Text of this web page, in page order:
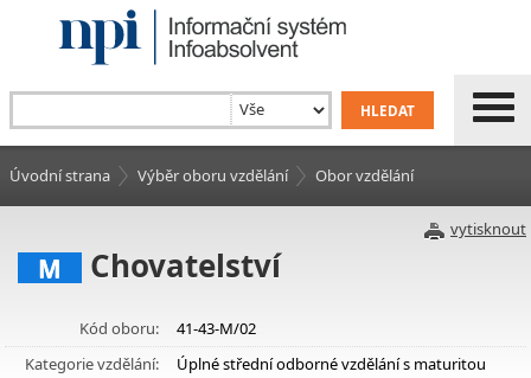
Úvodní strana Výběr oboru vzdělání Obor vzdělání
vytisknout
M Chovatelství
Kód oboru:
41-43-M/02
Kategorie vzdělání:
Úplné střední odborné vzdělání s maturitou